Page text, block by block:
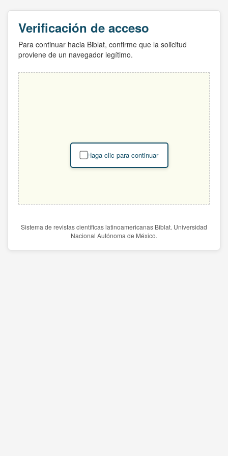
Verificación de acceso
Para continuar hacia Biblat, confirme que la solicitud
proviene de un navegador legítimo.
Haga clic para continuar
Sistema de revistas científicas latinoamericanas Biblat. Universidad
Nacional Autónoma de México.